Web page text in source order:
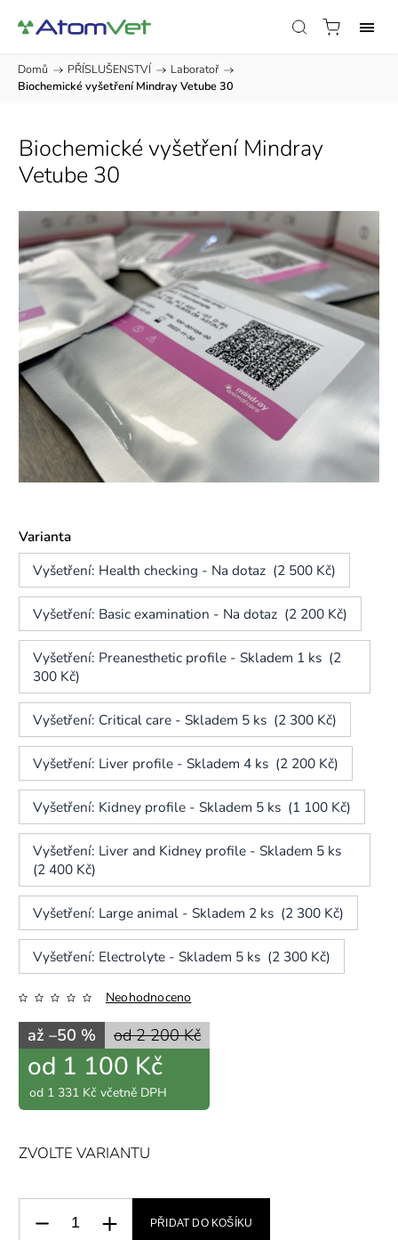
Domů / PŘÍSLUŠENSTVÍ / Laboratoř /
Biochemické vyšetření Mindray Vetube 30
Biochemické vyšetření Mindray
Vetube 30
Varianta
Vyšetření: Health checking - Na dotaz (2 500 Kč)
Vyšetření: Basic examination - Na dotaz (2 200 Kč)
Vyšetření: Preanesthetic profile - Skladem 1 ks (2
300 Kč)
Vyšetření: Critical care - Skladem 5 ks (2 300 Kč)
Vyšetření: Liver profile - Skladem 4 ks (2 200 Kč)
Vyšetření: Kidney profile - Skladem 5 ks (1 100 Kč)
Vyšetření: Liver and Kidney profile - Skladem 5 ks
(2 400 Kč)
Vyšetření: Large animal - Skladem 2 ks (2 300 Kč)
Vyšetření: Electrolyte - Skladem 5 ks (2 300 Kč)
Neohodnoceno
od 2 200 Kč
až –50 %
od 1 100 Kč
od 1 331 Kč včetně DPH
ZVOLTE VARIANTU
PŘIDAT DO KOŠÍKU